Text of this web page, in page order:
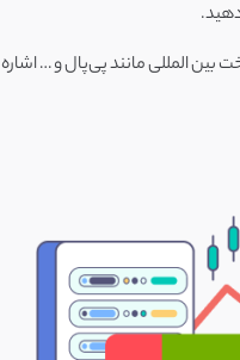
المللی مانند پی‌پال و … اشاره